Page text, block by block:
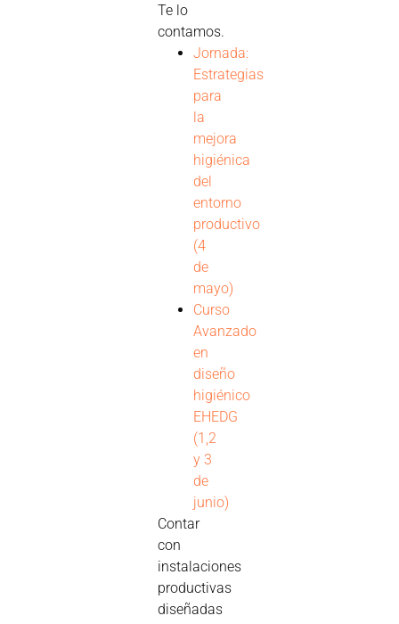
Te lo
contamos.
Jornada:
Estrategias
para
la
mejora
higiénica
del
entorno
productivo
(4
de
mayo)
Curso
Avanzado
en
diseño
higiénico
EHEDG
(1,2
y 3
de
junio)
Contar
con
instalaciones
productivas
diseñadas